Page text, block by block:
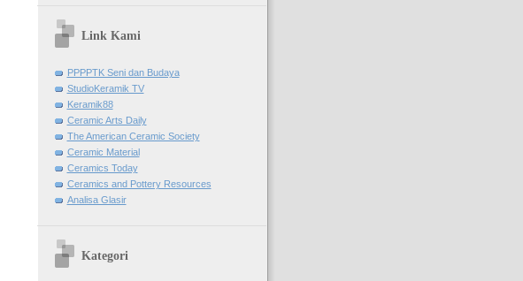
Link Kami
PPPPTK Seni dan Budaya
StudioKeramik TV
Keramik88
Ceramic Arts Daily
The American Ceramic Society
Ceramic Material
Ceramics Today
Ceramics and Pottery Resources
Analisa Glasir
Kategori